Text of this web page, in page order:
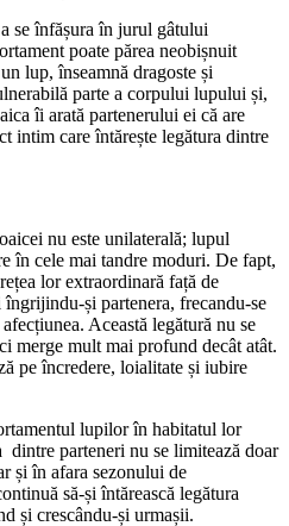
se înfășura în jurul gâtului
poate părea neobișnuit
lup, înseamnă dragoste și
parte a corpului lupului și,
îi arată partenerului ei că are
intim care întărește legătura dintre
nu este unilaterală; lupul
în cele mai tandre moduri. De fapt,
lor extraordinară față de
și partenera, frecandu-se
Această legătură nu se
merge mult mai profund decât atât.
pe încredere, loialitate și iubire
lupilor în habitatul lor
parteneri nu se limitează doar
și în afara sezonului de
să-și întărească legătura
și crescându-și urmașii.